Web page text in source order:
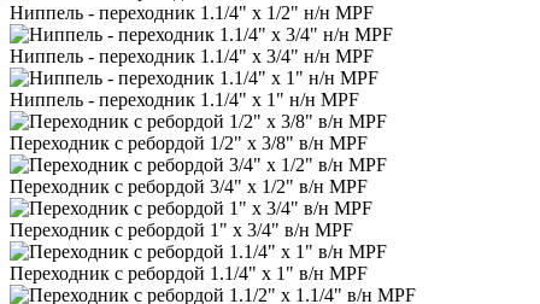
Ниппель - переходник 1.1/4" х 1/2" н/н MPF
Ниппель - переходник 1.1/4" х 3/4" н/н MPF
Ниппель - переходник 1.1/4" х 1" н/н MPF
Переходник с ребордой 1/2" х 3/8" в/н MPF
Переходник с ребордой 3/4" х 1/2" в/н MPF
Переходник с ребордой 1" х 3/4" в/н MPF
Переходник с ребордой 1.1/4" х 1" в/н MPF